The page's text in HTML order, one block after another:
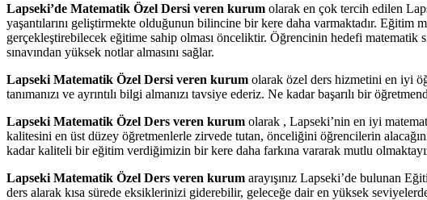
Lapseki’de Matematik Özel Dersi veren kurum olarak en çok tercih edilen
yaşantılarını geliştirmekte olduğunun bilincine bir kere daha varmaktadır.
gerçekleştirebilecek eğitime sahip olması önceliktir. Öğrencinin hedefi
sınavından yüksek notlar almasını sağlar.
Lapseki Matematik Özel Dersi veren kurum olarak özel ders hizmetini en iyi
tanımanızı ve ayrıntılı bilgi almanızı tavsiye ederiz. Ne kadar başarılı bir
Lapseki Matematik Özel Ders veren kurum olarak , Lapseki’nin en iyi
kalitesini en üst düzey öğretmenlerle zirvede tutan, önceliğini öğrencilerin
kadar kaliteli bir eğitim verdiğimizin bir kere daha farkına vararak mutlu
Lapseki Matematik Özel Ders veren kurum arayışınız Lapseki’de bulunan
ders alarak kısa sürede eksiklerinizi giderebilir, geleceğe dair en yüksek